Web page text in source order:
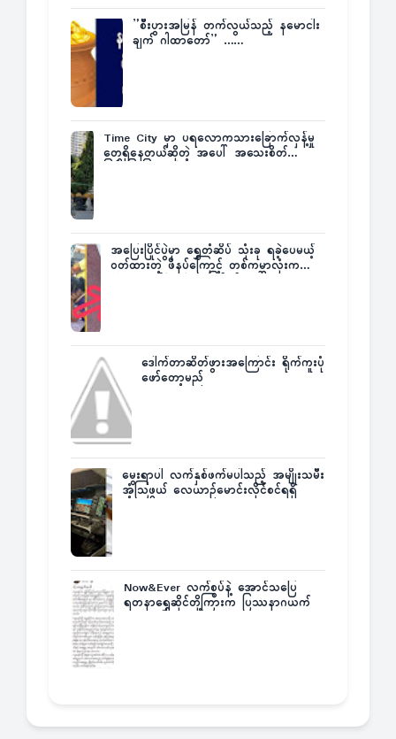
”စီးပွားအမြန် တက်လွယ်သည့် နမောငါး
ချက် ဂါထာတော်” ……
Time City မှာ ပရလောကသားခြောက်လှန့်မှု
တွေရှိနေတယ်ဆိုတဲ့ အပေါ် အသေးစိတ်
အပြေးပြိုင်ပွဲမှာ ရွှေတံဆိပ် သုံးခု ရခဲ့ပေမယ့်
ဝတ်ထားတဲ့ ဖိနပ်ကြောင့် တစ်ကမ္ဘာလုံးက
ဒေါက်တာဆိတ်ဖွားအကြောင်း ရိုက်ကူးပုံ
ဖော်တော့မည်
မွေးရာပါ လက်နှစ်ဖက်မပါသည့် အမျိုးသမီး
အံ့သြဖွယ် လေယာဉ်မောင်းလိုင်စင်ရရှိ
Now&Ever လက်စွပ်နဲ့ အောင်သပြေ
ရတနာရွှေဆိုင်တို့ကြားက ပြဿနာဂယက်